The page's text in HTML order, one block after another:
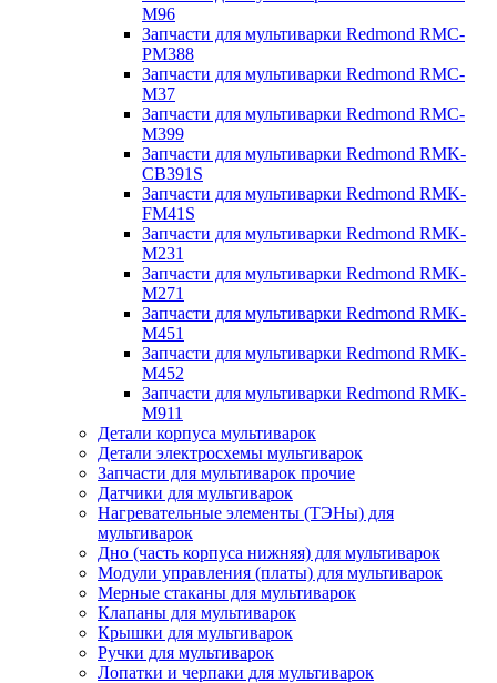
M96
Запчасти для мультиварки Redmond RMC-
PM388
Запчасти для мультиварки Redmond RMC-
M37
Запчасти для мультиварки Redmond RMC-
M399
Запчасти для мультиварки Redmond RMK-
CB391S
Запчасти для мультиварки Redmond RMK-
FM41S
Запчасти для мультиварки Redmond RMK-
M231
Запчасти для мультиварки Redmond RMK-
M271
Запчасти для мультиварки Redmond RMK-
M451
Запчасти для мультиварки Redmond RMK-
M452
Запчасти для мультиварки Redmond RMK-
M911
Детали корпуса мультиварок
Детали электросхемы мультиварок
Запчасти для мультиварок прочие
Датчики для мультиварок
Нагревательные элементы (ТЭНы) для
мультиварок
Дно (часть корпуса нижняя) для мультиварок
Модули управления (платы) для мультиварок
Мерные стаканы для мультиварок
Клапаны для мультиварок
Крышки для мультиварок
Ручки для мультиварок
Лопатки и черпаки для мультиварок